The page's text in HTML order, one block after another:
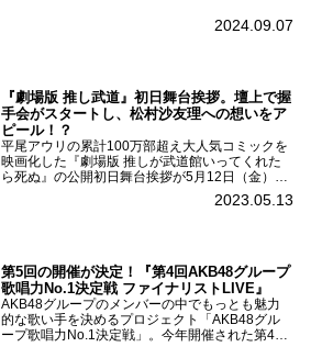
を記念し1日店長イベントを開催した本写真集は
2024.09.07
『劇場版 推し武道』初日舞台挨拶。壇上で握
手会がスタートし、松村沙友理への想いをア
ピール！？
平尾アウリの累計100万部超え大人気コミックを
映画化した『劇場版 推しが武道館いってくれた
ら死ぬ』の公開初日舞台挨拶が5月12日（金）新
宿バルト9で開催され、出演者の松村沙友理、中
村里帆、MOMO(@onefive)、KANO(@onefi...
2023.05.13
第5回の開催が決定！『第4回AKB48グループ
歌唱力No.1決定戦 ファイナリストLIVE』
AKB48グループのメンバーの中でもっとも魅力
的な歌い手を決めるプロジェクト「AKB48グル
ープ歌唱力No.1決定戦」。今年開催された第4回